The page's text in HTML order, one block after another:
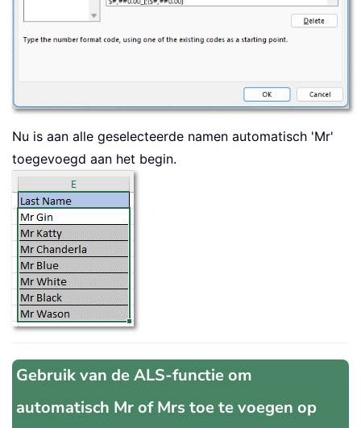
Nu is aan alle geselecteerde namen automatisch 'Mr'
toegevoegd aan het begin.
Gebruik van de ALS-functie om
automatisch Mr of Mrs toe te voegen op